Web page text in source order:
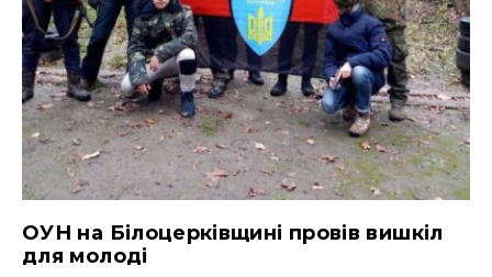
ОУН на Білоцерківщині провів вишкіл
для молоді